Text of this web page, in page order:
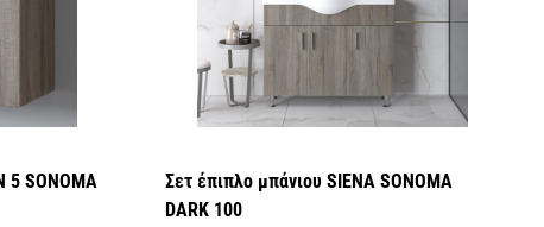
5 SONOMA
Σετ έπιπλο μπάνιου SIENA SONOMA
DARK 100